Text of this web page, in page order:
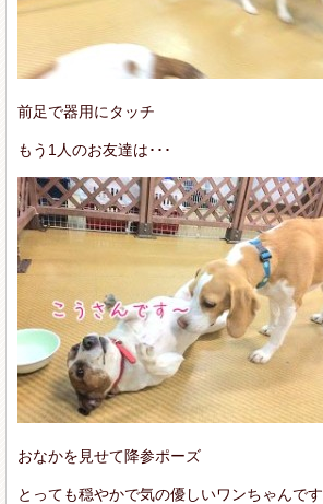
前足で器用にタッチ
もう1人のお友達は･･･
おなかを見せて降参ポーズ
とっても穏やかで気の優しいワンちゃんです